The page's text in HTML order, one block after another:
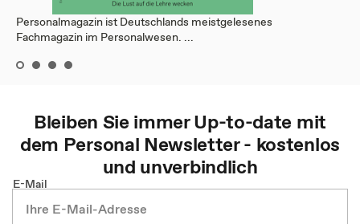
Personalmagazin ist Deutschlands meistgelesenes
Fachmagazin im Personalwesen. ...
Bleiben Sie immer Up-to-date mit
dem Personal Newsletter - kostenlos
und unverbindlich
E-Mail